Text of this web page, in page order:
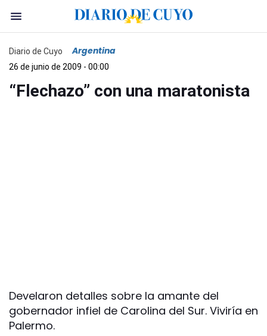
Diario de Cuyo Argentina
26 de junio de 2009 - 00:00
“Flechazo” con una maratonista
Develaron detalles sobre la amante del
gobernador infiel de Carolina del Sur. Viviría en
Palermo.